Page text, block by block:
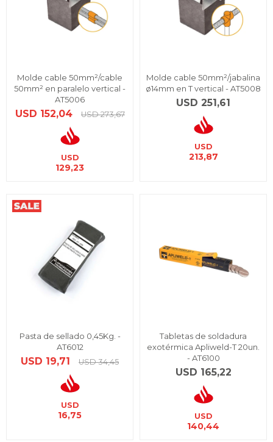
Molde cable 50mm²/cable
50mm² en paralelo vertical -
AT5006
USD 152,04 USD 273,67
USD
129,23
Molde cable 50mm²/jabalina
ø14mm en T vertical - AT5008
USD 251,61
USD
213,87
Pasta de sellado 0,45Kg. -
AT6012
USD 19,71 USD 34,45
USD
16,75
Tabletas de soldadura
exotérmica Apliweld-T 20un.
- AT6100
USD 165,22
USD
140,44